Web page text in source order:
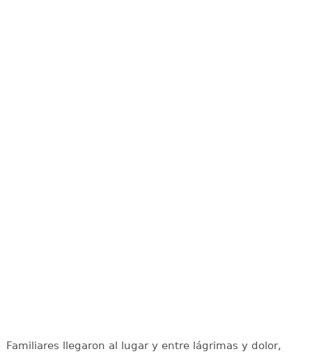
Familiares llegaron al lugar y entre lágrimas y dolor,